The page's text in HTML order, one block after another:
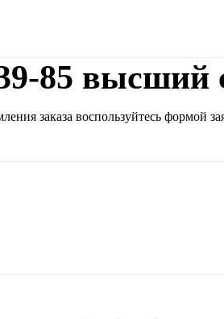
85 высший
заказа воспользуйтесь формой